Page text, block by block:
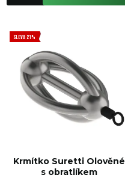
SLEVA 21%
Krmítko Suretti Olověné
s obratlíkem